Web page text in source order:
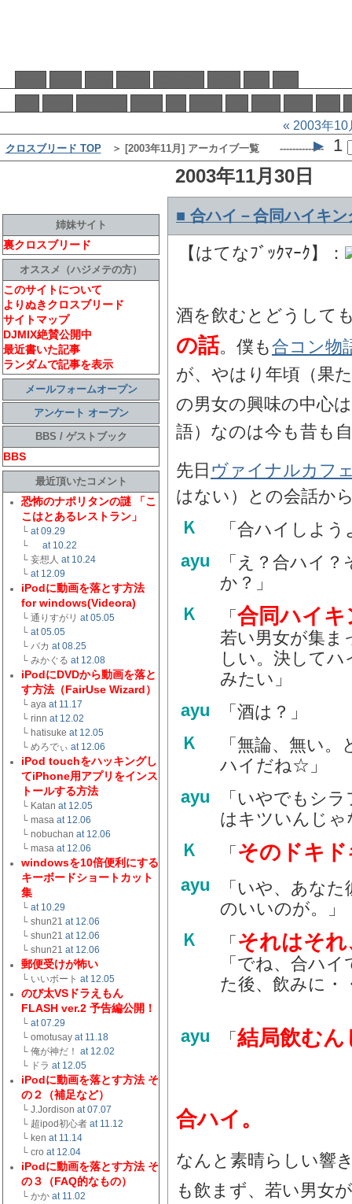
« 2003年10
▶ 1
2003年11月30日
■ 合ハイ－合同ハイキン
【はてなﾌﾞｯｸﾏｰｸ】：
酒を飲むとどうして
の話。僕も合コン物
が、やはり年頃（果
の男女の興味の中心
語）なのは今も昔も
先日 ヴァイナルカフ
はない）との会話か
Ｋ
「合ハイしよう
ayu
「え？合ハイ
か？」
Ｋ
「 合同ハイ
若い男女が集ま
しい。決して
みたい」
ayu
「酒は？」
Ｋ
「無論、無い
ハイだね☆」
ayu
「いやでもシ
はキツいんじゃ
Ｋ
「 そのドキ
ayu
「いや、あな
のいいのが。」
Ｋ
「 それはそ
「でね、合ハ
た後、飲みに・
ayu 「 結局飲む
合ハイ。
なんと素晴らしい響
も飲まず、若い男女
姉妹サイト
裏クロスブリード
オススメ（ハジメテの方）
このサイトについて
よりぬきクロスブリード
サイトマップ
DJMIX絶賛公開中
最近書いた記事
ランダムで記事を表示
メールフォームオープン
アンケート オープン
BBS / ゲストブック
BBS
最近頂いたコメント
恐怖のナポリタンの謎 「こ
こはとあるレストラン」
└ at 09.29
└ at 10.22
└ 妄想人 at 10.24
└ at 12.09
iPodに動画を落とす方法
for windows(Videora)
└ 通りすがリ at 05.05
└ at 05.05
└ バカ at 08.25
└ みかぐる at 12.08
iPodにDVDから動画を落と
す方法（FairUse Wizard）
└ aya at 11.17
└ rinn at 12.02
└ hatisuke at 12.05
└ めろでぃ at 12.06
iPod touchをハッキングし
てiPhone用アプリをインス
トールする方法
└ Katan at 12.05
└ masa at 12.06
└ nobuchan at 12.06
└ masa at 12.06
windowsを10倍便利にする
キーボードショートカット
集
└ at 10.29
└ shun21 at 12.06
└ shun21 at 12.06
└ shun21 at 12.06
郵便受けが怖い
└ いいボート at 12.05
のび太VSドラえもん
FLASH ver.2 予告編公開！
└ at 07.29
└ omotusay at 11.18
└ 俺が神だ！ at 12.02
└ ドラ at 12.05
iPodに動画を落とす方法 そ
の２（補足など）
└ J.Jordison at 07.07
└ 超ipod初心者 at 11.12
└ ken at 11.14
└ cro at 12.04
iPodに動画を落とす方法 そ
の３（FAQ的なもの）
└ かか at 11.02
クロスブリード TOP＞ [2003年11月] アーカイブ一覧 --------------